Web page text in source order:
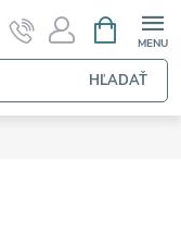
HĽADAŤ
KOŠÍK